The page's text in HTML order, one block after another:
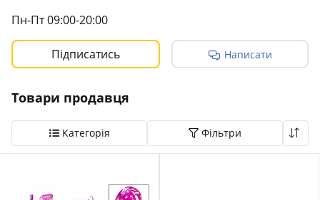
Пн-Пт 09:00-20:00
Сб-Вс 11:00-17:00
Отдел продаж:
+38 068 673 84 01
Підписатись Написати
Товари продавця
Категорія Фільтри